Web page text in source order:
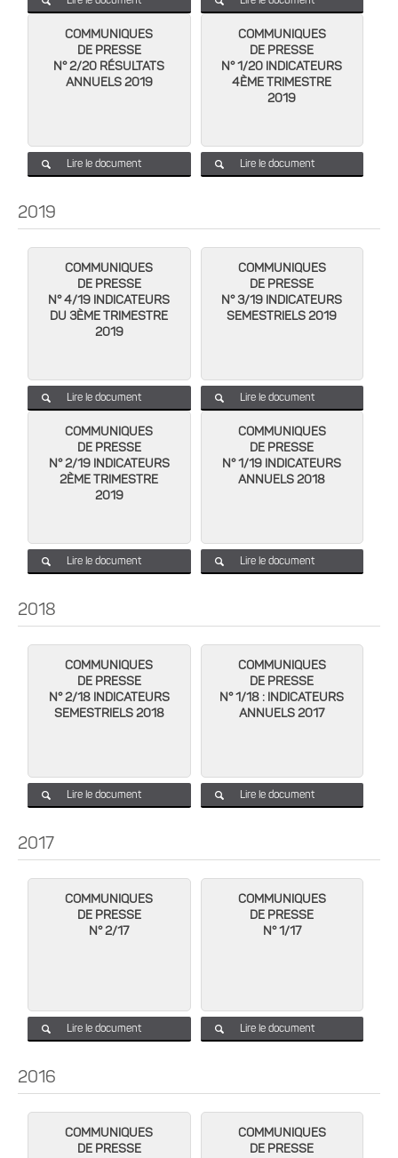
COMMUNIQUES
DE PRESSE
N° 2/20 RÉSULTATS
ANNUELS 2019
Lire le document
COMMUNIQUES
DE PRESSE
N° 1/20 INDICATEURS
4ÈME TRIMESTRE
2019
Lire le document
2019
COMMUNIQUES
DE PRESSE
N° 4/19 INDICATEURS
DU 3ÈME TRIMESTRE
2019
Lire le document
COMMUNIQUES
DE PRESSE
N° 3/19 INDICATEURS
SEMESTRIELS 2019
Lire le document
COMMUNIQUES
DE PRESSE
N° 2/19 INDICATEURS
2ÈME TRIMESTRE
2019
Lire le document
COMMUNIQUES
DE PRESSE
N° 1/19 INDICATEURS
ANNUELS 2018
Lire le document
2018
COMMUNIQUES
DE PRESSE
N° 2/18 INDICATEURS
SEMESTRIELS 2018
Lire le document
COMMUNIQUES
DE PRESSE
N° 1/18 : INDICATEURS
ANNUELS 2017
Lire le document
2017
COMMUNIQUES
DE PRESSE
N° 2/17
Lire le document
COMMUNIQUES
DE PRESSE
N° 1/17
Lire le document
2016
COMMUNIQUES
DE PRESSE
COMMUNIQUES
DE PRESSE